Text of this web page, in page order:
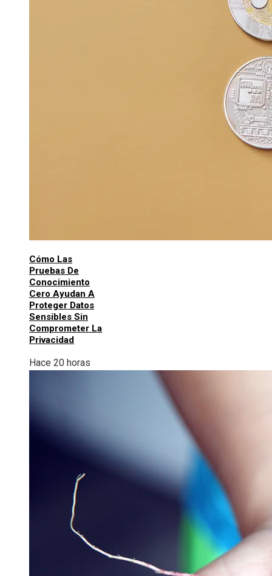
Cómo Las
Pruebas De
Conocimiento
Cero Ayudan A
Proteger Datos
Sensibles Sin
Comprometer La
Privacidad
Hace 20 horas